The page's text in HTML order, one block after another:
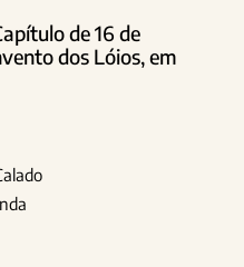
de 16 de
dos Lóios, em